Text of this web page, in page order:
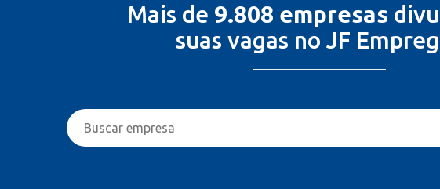
Mais de 9.808 empresas
suas vagas no JF